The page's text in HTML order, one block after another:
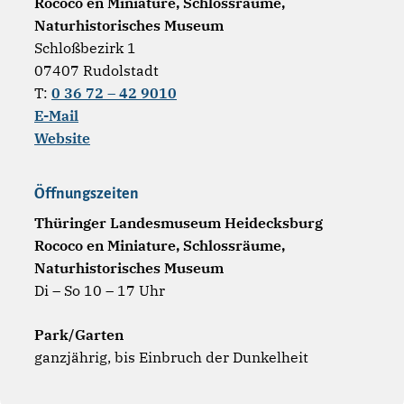
Naturhistorisches Museum
Schloßbezirk 1
07407 Rudolstadt
T: 0 36 72 – 42 9010
E-Mail
Website
Öffnungszeiten
Thüringer Landesmuseum Heidecksburg
Rococo en Miniature, Schlossräume,
Naturhistorisches Museum
Di – So 10 – 17 Uhr
Park/Garten
ganzjährig, bis Einbruch der Dunkelheit